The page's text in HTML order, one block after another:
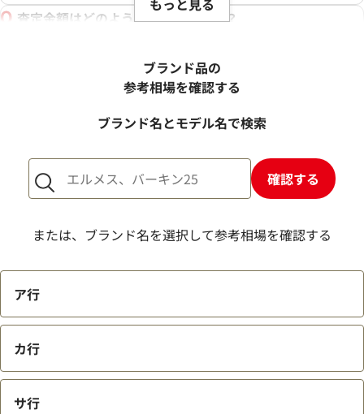
査定金額はどのように決まりますか？
売却するか悩んでいるのですが、査定だけお願いできます
1点からでも査定できますか？
ブランド品の
参考相場を確認する
ブランド名とモデル名で検索
確認する
または、ブランド名を選択して参考相場を確認する
ア行
カ行
サ行